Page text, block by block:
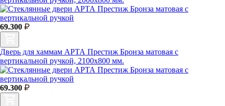
69.300
Дверь для хаммам АРТА Престиж Бронза матовая с
вертикальной ручкой, 2100х800 мм.
69.300